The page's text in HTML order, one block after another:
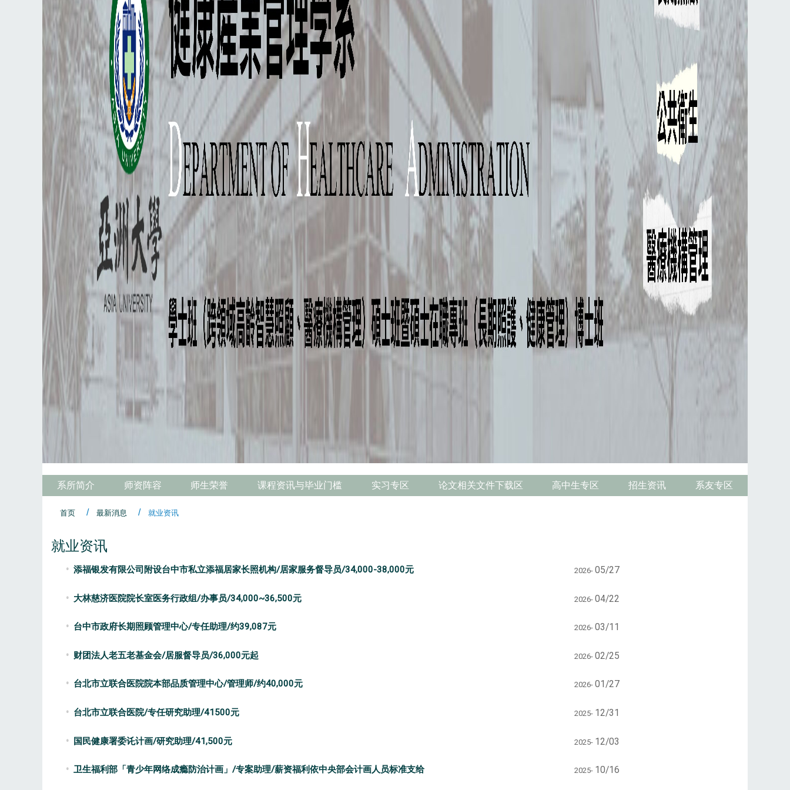
系所简介 师资阵容 师生荣誉 课程资讯与毕业门槛 实习专区 论文相关文件下载区 高中生专区 招生资讯 系友专区
首页 最新消息 就业资讯
就业资讯
添福银发有限公司附设台中市私立添福居家长照机构/居家服务督导员/34,000-38,000元 2026- 05/27
大林慈济医院院长室医务行政组/办事员/34,000~36,500元 2026- 04/22
台中市政府长期照顾管理中心/专任助理/约39,087元 2026- 03/11
财团法人老五老基金会/居服督导员/36,000元起 2026- 02/25
台北市立联合医院院本部品质管理中心/管理师/约40,000元 2026- 01/27
台北市立联合医院/专任研究助理/41500元 2025- 12/31
国民健康署委讬计画/研究助理/41,500元 2025- 12/03
卫生福利部「青少年网络成瘾防治计画」/专案助理/薪资福利依中央部会计画人员标准支给 2025- 10/16